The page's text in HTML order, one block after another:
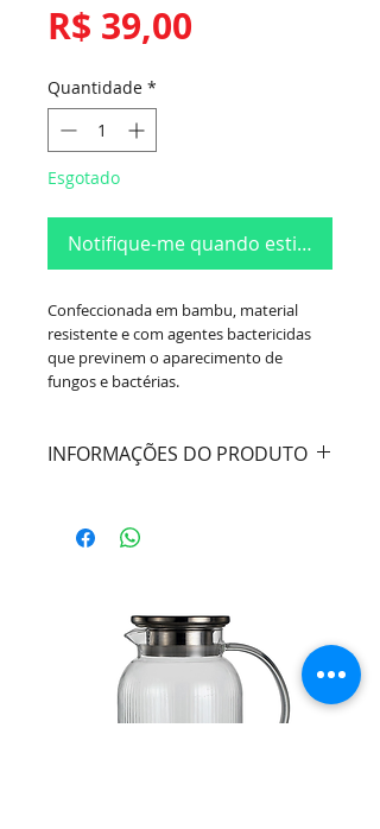
R$ 39,00
Quantidade *
Esgotado
Notifique-me quando estiver
Confeccionada em bambu, material
resistente e com agentes bactericidas
que previnem o aparecimento de
fungos e bactérias.
INFORMAÇÕES DO PRODUTO
Material:Bambu